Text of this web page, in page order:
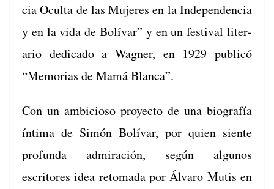
cia Ocul­ta de las Mujeres en la Inde­pen­den­cia
y en la vida de Bolí­var” y en un fes­ti­val lit­er­
ario ded­i­ca­do a Wag­n­er, en 1929 pub­licó
“Memo­rias de Mamá Blanca”.
Con un ambi­cioso proyec­to de una biografía
ínti­ma de Simón Bolí­var, por quien siente
pro­fun­da admiración, según algunos
escritores idea retoma­da por Álvaro Mutis en